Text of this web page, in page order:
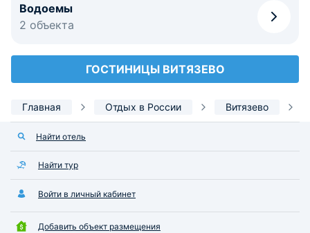
Водоемы
2 объекта
ГОСТИНИЦЫ ВИТЯЗЕВО
Главная Отдых в России Витязево
Найти отель
Найти тур
Войти в личный кабинет
Добавить объект размещения